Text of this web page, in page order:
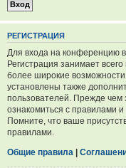
РЕГИСТРАЦИЯ
Для входа на конференцию
Регистрация занимает
более широкие
установлены также
пользователей. Прежде чем
ознакомиться с правилами
Помните, что ваше
правилами.
Общие правила |